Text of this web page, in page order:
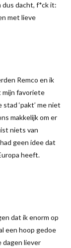
dus dacht, f*ck it:
met lieve
Remco en ik
mijn favoriete
‘pakt’ me niet
makkelijk om er
niets van
geen idee dat
heeft.
dat ik enorm op
een hoop gedoe
dagen liever